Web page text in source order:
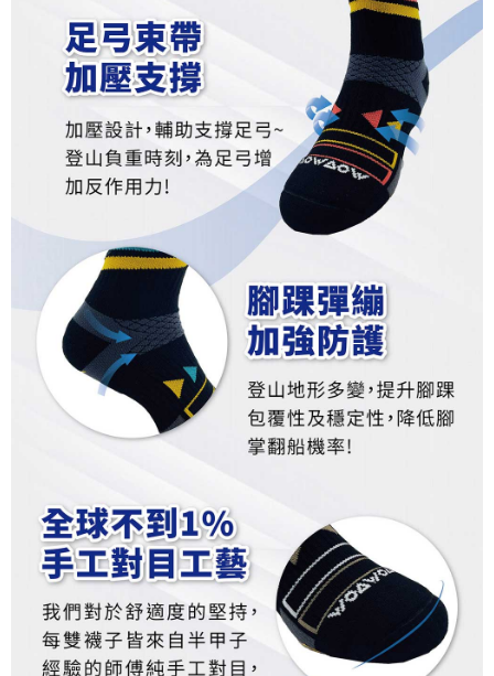
penilaian tidak mencukupi, tiada penjelasan mengenai kandungan
penilaian boleh diberikan.
【Penerangan Kaedah Pembayaran】
1. Pembayaran ansuran tidak digabungkan dalam bil telekomunikasi,
"Pembayaran Ansuran Gogo" akan menghantar SMS peringatan
pembayaran selepas tarikh penyelesaian bulanan.
2. Melalui pautan SMS untuk membuka bil, anda boleh memilih untuk
membayar melalui "Kod bar kedai serbaneka / Kedai rasmi Taiwan
Mobile / Pemindahan bank / Pembayaran J街口 / iPASS MONEY" dan
【Nota Penting】
1. Perkhidmatan ini disediakan oleh "Taiwan Mobile Co., Ltd." untuk
membolehkan pengguna membeli produk atau perkhidmatan melalui
perkhidmatan ini semasa transaksi, dan kedai akan menyerahkan hak
tuntutan harga jual/beli ansuran kepada syarikat ini untuk membayar bil
menggunakan bil syarikat ini.
2. Berdasarkan tujuan kontrak persetujuan pembayaran menggunakan
"Pembayaran Ansuran Gogo", kedai akan memberikan maklumat peribadi
anda (termasuk nama, telefon atau alamat) kepada Taiwan Mobile untuk
pengumpulan, pemprosesan dan penggunaan, untuk pengesahan,
semakan dan pembetulan data yang diperlukan untuk bil ansuran oleh